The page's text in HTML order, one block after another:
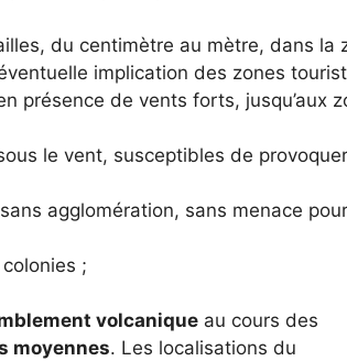
du centimètre au mètre, dans la
implication des zones
présence de vents forts, jusqu’aux
le vent, susceptibles de
agglomération, sans menace
;
volcanique au cours des
moyennes. Les localisations du